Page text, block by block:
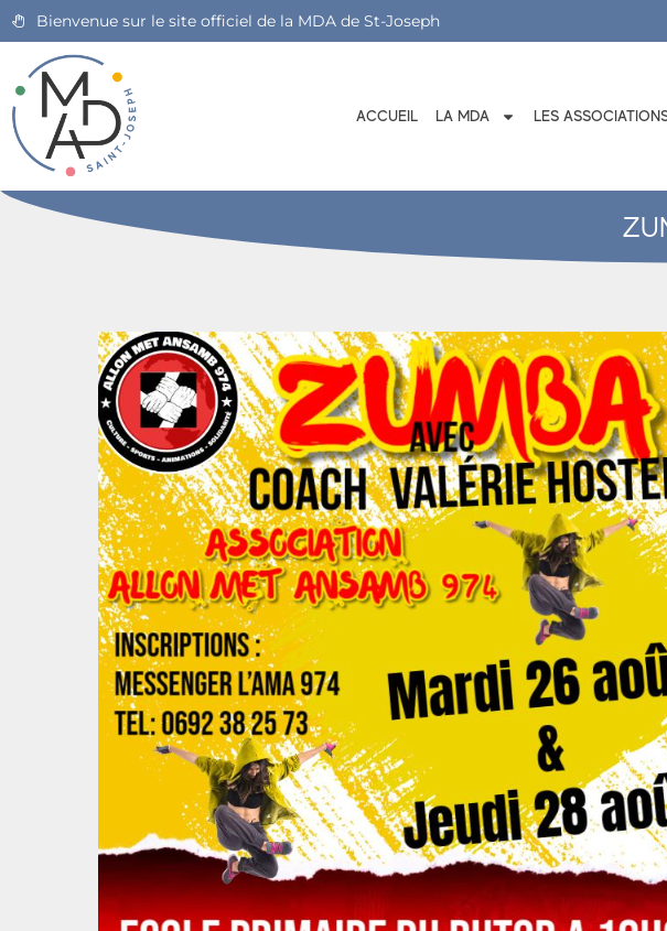
Bienvenue sur le site officiel de la MDA de St-Joseph
ACCUEIL LA MDA LES